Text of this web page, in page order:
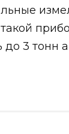
до 3 тонн